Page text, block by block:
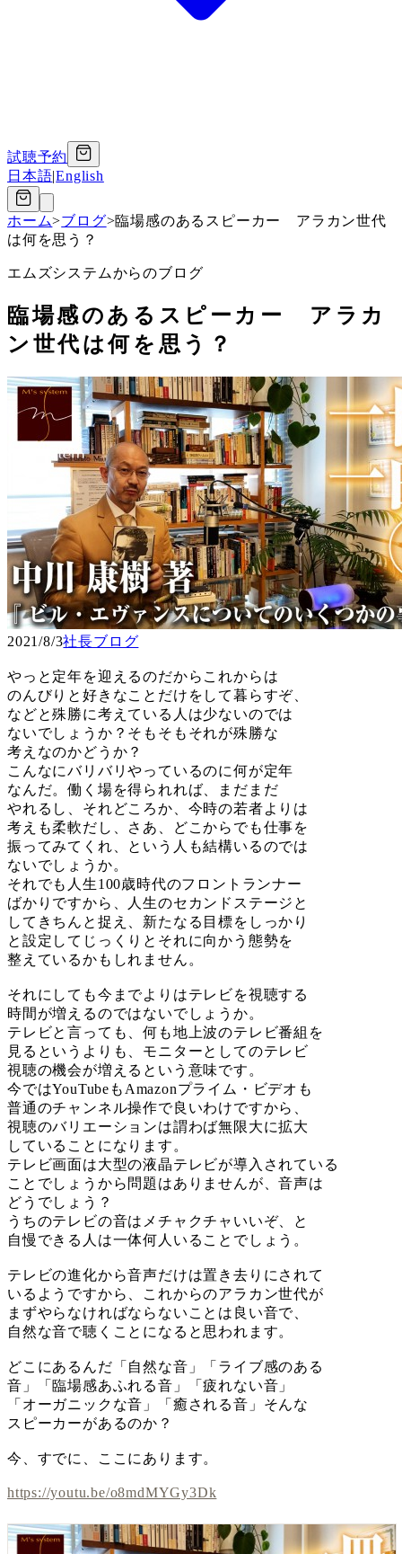
試聴予約
日本語|English
ホーム>ブログ>臨場感のあるスピーカー アラカン世代
は何を思う？
エムズシステムからのブログ
臨場感のあるスピーカー アラカ
ン世代は何を思う？
2021/8/3社長ブログ
やっと定年を迎えるのだからこれからは
のんびりと好きなことだけをして暮らすぞ、
などと殊勝に考えている人は少ないのでは
ないでしょうか？そもそもそれが殊勝な
考えなのかどうか？
こんなにバリバリやっているのに何が定年
なんだ。働く場を得られれば、まだまだ
やれるし、それどころか、今時の若者よりは
考えも柔軟だし、さあ、どこからでも仕事を
振ってみてくれ、という人も結構いるのでは
ないでしょうか。
それでも人生100歳時代のフロントランナー
ばかりですから、人生のセカンドステージと
してきちんと捉え、新たなる目標をしっかり
と設定してじっくりとそれに向かう態勢を
整えているかもしれません。
それにしても今までよりはテレビを視聴する
時間が増えるのではないでしょうか。
テレビと言っても、何も地上波のテレビ番組を
見るというよりも、モニターとしてのテレビ
視聴の機会が増えるという意味です。
今ではYouTubeもAmazonプライム・ビデオも
普通のチャンネル操作で良いわけですから、
視聴のバリエーションは謂わば無限大に拡大
していることになります。
テレビ画面は大型の液晶テレビが導入されている
ことでしょうから問題はありませんが、音声は
どうでしょう？
うちのテレビの音はメチャクチャいいぞ、と
自慢できる人は一体何人いることでしょう。
テレビの進化から音声だけは置き去りにされて
いるようですから、これからのアラカン世代が
まずやらなければならないことは良い音で、
自然な音で聴くことになると思われます。
どこにあるんだ「自然な音」「ライブ感のある
音」「臨場感あふれる音」「疲れない音」
「オーガニックな音」「癒される音」そんな
スピーカーがあるのか？
今、すでに、ここにあります。
https://youtu.be/o8mdMYGy3Dk